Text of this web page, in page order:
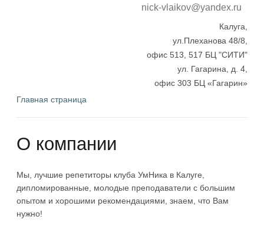
nick-vlaikov@yandex.ru
Калуга,
ул.Плеханова 48/8,
офис 513, 517 БЦ "СИТИ"
ул. Гагарина, д. 4,
офис 303 БЦ «Гагарин»
Главная страница
О компании
Мы, лучшие репетиторы клуба УмНика в Калуге,
дипломированные, молодые преподаватели с большим
опытом и хорошими рекомендациями, знаем, что Вам
нужно!